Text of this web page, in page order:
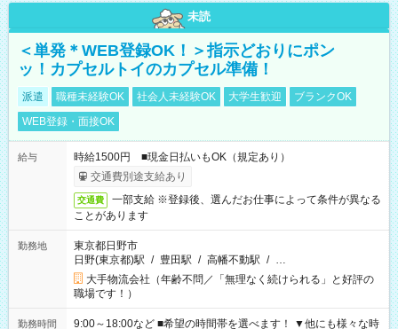
未読
＜単発＊WEB登録OK！＞指示どおりにポン
ッ！カプセルトイのカプセル準備！
派遣 職種未経験OK 社会人未経験OK 大学生歓迎
ブランクOK
WEB登録・面接OK
給与
時給1500円 ■現金日払いもOK（規定あり）
交通費別途支給あり
交通費
一部支給 ※登録後、選んだお仕事によって条件が異なる
ことがあります
勤務地
東京都日野市
日野(東京都)駅 / 豊田駅 / 高幡不動駅 / …
大手物流会社（年齢不問／「無理なく続けられる」と好評の
職場です！）
勤務時間
9:00～18:00など ■希望の時間帯を選べます！ ▼他にも様々な時